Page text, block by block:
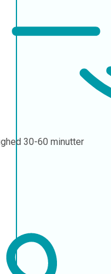
30-60 minutter